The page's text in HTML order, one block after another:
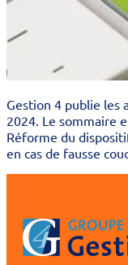
Gestion 4 publie les
2024. Le sommaire
Réforme du
en cas de fausse